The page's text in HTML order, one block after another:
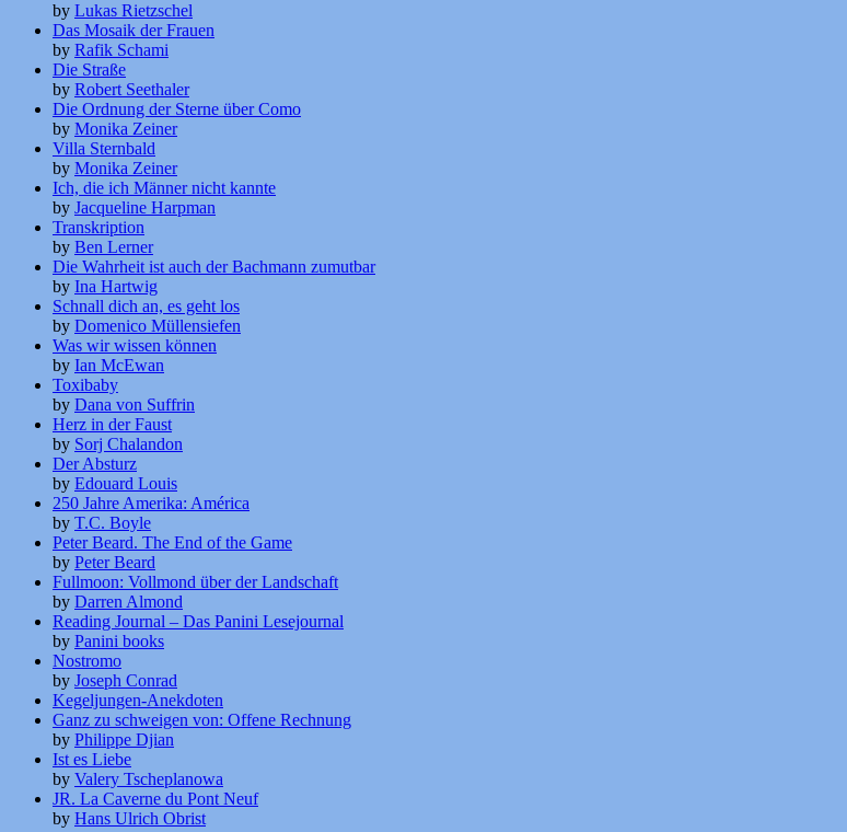
by Lukas Rietzschel
Das Mosaik der Frauen
by Rafik Schami
Die Straße
by Robert Seethaler
Die Ordnung der Sterne über Como
by Monika Zeiner
Villa Sternbald
by Monika Zeiner
Ich, die ich Männer nicht kannte
by Jacqueline Harpman
Transkription
by Ben Lerner
Die Wahrheit ist auch der Bachmann zumutbar
by Ina Hartwig
Schnall dich an, es geht los
by Domenico Müllensiefen
Was wir wissen können
by Ian McEwan
Toxibaby
by Dana von Suffrin
Herz in der Faust
by Sorj Chalandon
Der Absturz
by Edouard Louis
250 Jahre Amerika: América
by T.C. Boyle
Peter Beard. The End of the Game
by Peter Beard
Fullmoon: Vollmond über der Landschaft
by Darren Almond
Reading Journal – Das Panini Lesejournal
by Panini books
Nostromo
by Joseph Conrad
Kegeljungen-Anekdoten
Ganz zu schweigen von: Offene Rechnung
by Philippe Djian
Ist es Liebe
by Valery Tscheplanowa
JR. La Caverne du Pont Neuf
by Hans Ulrich Obrist